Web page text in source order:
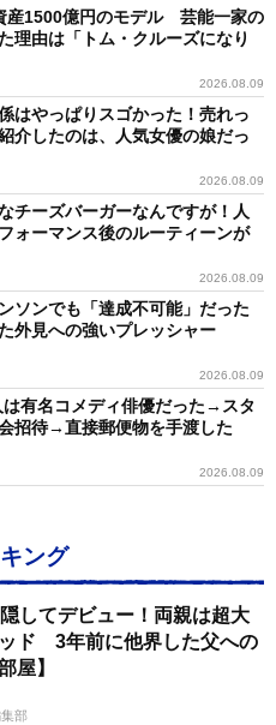
産1500億円のモデル 芸能一家の
理由は「トム・クルーズになり
2026.08.09
はやっぱりスゴかった！売れっ
介したのは、人気女優の娘だっ
2026.08.09
チーズバーガーなんですが！人
ォーマンス後のルーティーンが
2026.08.09
ソンでも「達成不可能」だった
外見への強いプレッシャー
2026.08.09
は有名コメディ俳優だった→スタ
招待→直接郵便物を手渡した
2026.08.09
ング
してデビュー！両親は超大
ド 3年前に他界した父への
屋】
部